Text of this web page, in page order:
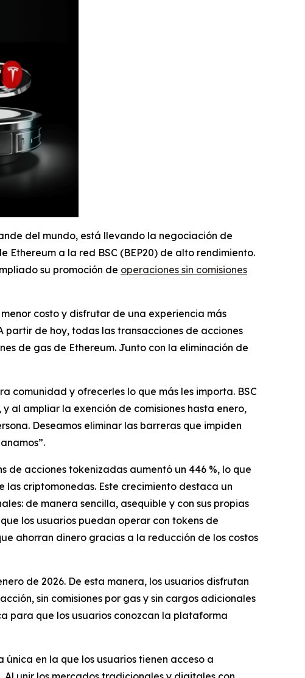
del mundo, está llevando la negociación de
Ethereum a la red BSC (BEP20) de alto rendimiento.
su promoción de operaciones sin comisiones
costo y disfrutar de una experiencia más
partir de hoy, todas las transacciones de acciones
de gas de Ethereum. Junto con la eliminación de
comunidad y ofrecerles lo que más les importa. BSC
al ampliar la exención de comisiones hasta enero,
Deseamos eliminar las barreras que impiden
de acciones tokenizadas aumentó un 446 %, lo que
criptomonedas. Este crecimiento destaca un
de manera sencilla, asequible y con sus propias
los usuarios puedan operar con tokens de
ahorran dinero gracias a la reducción de los costos
de 2026. De esta manera, los usuarios disfrutan
sin comisiones por gas y sin cargos adicionales
para que los usuarios conozcan la plataforma
en la que los usuarios tienen acceso a